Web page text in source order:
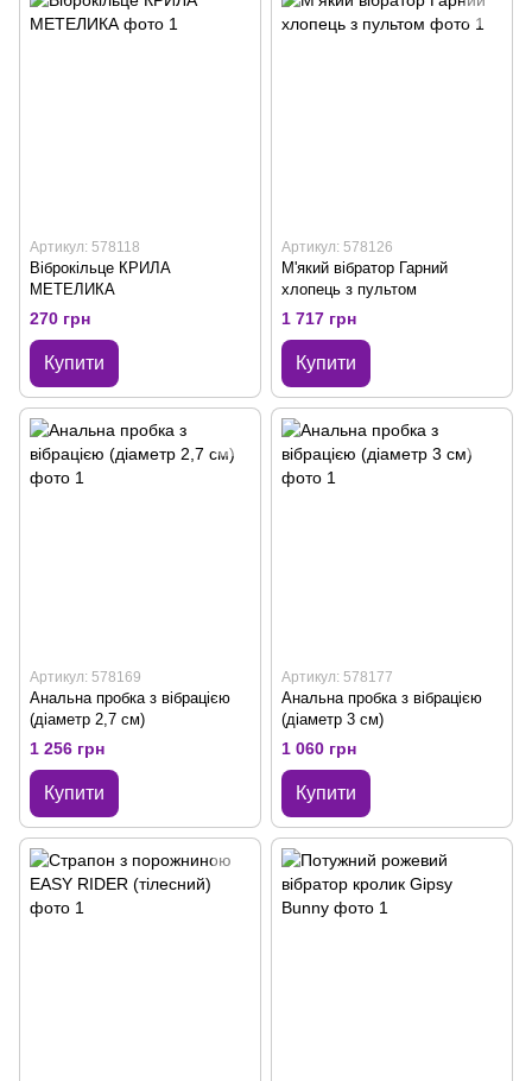
Артикул: 578118
Віброкільце КРИЛА
МЕТЕЛИКА
270 грн
Купити
Артикул: 578126
М'який вібратор Гарний
хлопець з пультом
1 717 грн
Купити
Артикул: 578169
Анальна пробка з вібрацією
(діаметр 2,7 см)
1 256 грн
Купити
Артикул: 578177
Анальна пробка з вібрацією
(діаметр 3 см)
1 060 грн
Купити